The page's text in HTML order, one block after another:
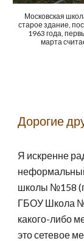
Московская
старое здание,
1963 года,
марта
Дорогие
Я искренне
школы №158
ГБОУ Школа
какого-либо
это сетевое